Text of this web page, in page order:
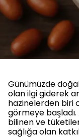
Günümüzde
olan ilgi giderek
hazinelerden biri
görmeye
bilinen ve
sağlığa olan